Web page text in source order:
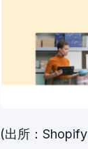
(出所：Shopify